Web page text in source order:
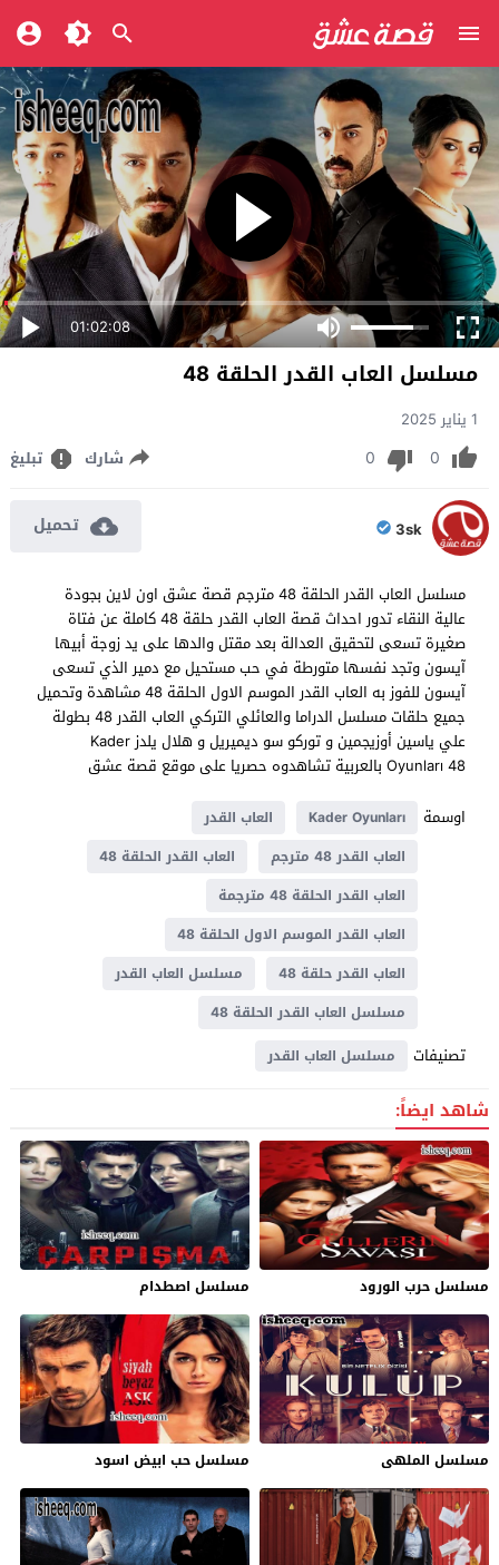
01:02:08
مسلسل العاب القدر الحلقة 48
1 يناير 2025
0
0 شارك تبليغ
3sk تحميل
مسلسل العاب القدر الحلقة 48 مترجم قصة عشق اون لاين بجودة
عالية النقاء تدور احداث قصة العاب القدر حلقة 48 كاملة عن فتاة
صغيرة تسعى لتحقيق العدالة بعد مقتل والدها على يد زوجة أبيها
آيسون وتجد نفسها متورطة في حب مستحيل مع دمير الذي تسعى
آيسون للفوز به العاب القدر الموسم الاول الحلقة 48 مشاهدة وتحميل
جميع حلقات مسلسل الدراما والعائلي التركي العاب القدر 48 بطولة
علي ياسين أوزيجمين و توركو سو ديميريل و هلال يلدز Kader
Oyunları 48 بالعربية تشاهدوه حصريا على موقع قصة عشق
اوسمة
Kader Oyunları
العاب القدر
العاب القدر 48 مترجم
العاب القدر الحلقة 48
العاب القدر الحلقة 48 مترجمة
العاب القدر الموسم الاول الحلقة 48
العاب القدر حلقة 48
مسلسل العاب القدر
مسلسل العاب القدر الحلقة 48
تصنيفات مسلسل العاب القدر
شاهد ايضاً:
مسلسل حرب الورود مسلسل اصطدام
مسلسل الملهى مسلسل حب ابيض اسود